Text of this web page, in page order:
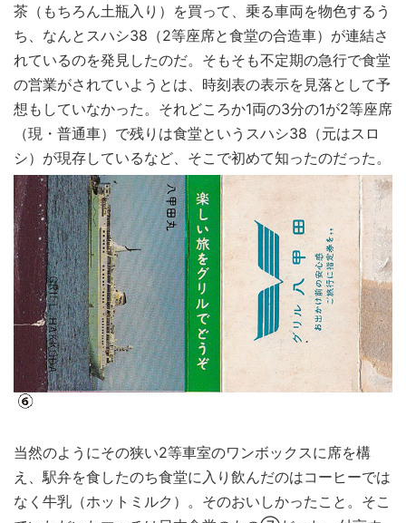
茶（もちろん土瓶入り）を買って、乗る車両を物色するう
ち、なんとスハシ38（2等座席と食堂の合造車）が連結さ
れているのを発見したのだ。そもそも不定期の急行で食堂
の営業がされていようとは、時刻表の表示を見落として予
想もしていなかった。それどころか1両の3分の1が2等座席
（現・普通車）で残りは食堂というスハシ38（元はスロ
シ）が現存しているなど、そこで初めて知ったのだった。
当然のようにその狭い2等車室のワンボックスに席を構
え、駅弁を食したのち食堂に入り飲んだのはコーヒーでは
なく牛乳（ホットミルク）。そのおいしかったこと。そこ